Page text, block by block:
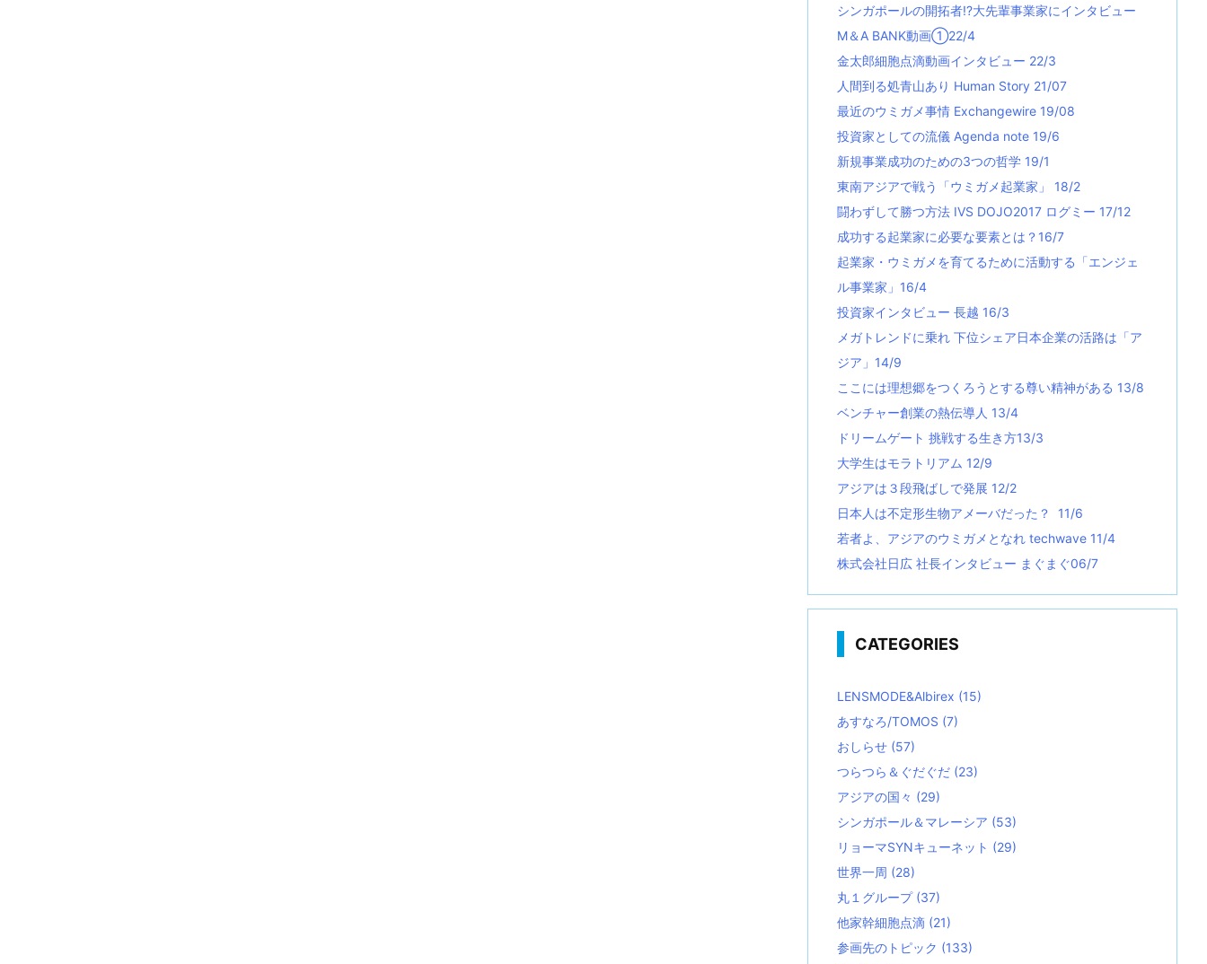
シンガポールの開拓者!?大先輩事業家にインタビュー
M＆A BANK動画①22/4
金太郎細胞点滴動画インタビュー 22/3
人間到る処青山あり Human Story 21/07
最近のウミガメ事情 Exchangewire 19/08
投資家としての流儀 Agenda note 19/6
新規事業成功のための3つの哲学 19/1
東南アジアで戦う「ウミガメ起業家」 18/2
闘わずして勝つ方法 IVS DOJO2017 ログミー 17/12
成功する起業家に必要な要素とは？16/7
起業家・ウミガメを育てるために活動する「エンジェ
ル事業家」16/4
投資家インタビュー 長越 16/3
メガトレンドに乗れ 下位シェア日本企業の活路は「ア
ジア」14/9
ここには理想郷をつくろうとする尊い精神がある 13/8
ベンチャー創業の熱伝導人 13/4
ドリームゲート 挑戦する生き方13/3
大学生はモラトリアム 12/9
アジアは３段飛ばしで発展 12/2
日本人は不定形生物アメーバだった？ 11/6
若者よ、アジアのウミガメとなれ techwave 11/4
株式会社日広 社長インタビュー まぐまぐ06/7
CATEGORIES
LENSMODE&Albirex (15)
あすなろ/TOMOS (7)
おしらせ (57)
つらつら＆ぐだぐだ (23)
アジアの国々 (29)
シンガポール＆マレーシア (53)
リョーマSYNキューネット (29)
世界一周 (28)
丸１グループ (37)
他家幹細胞点滴 (21)
参画先のトピック (133)